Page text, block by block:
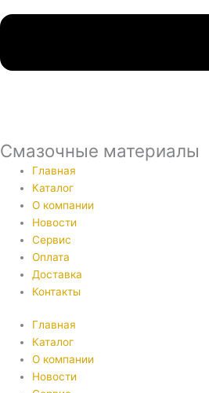
Смазочные материалы
Главная
Каталог
О компании
Новости
Сервис
Оплата
Доставка
Контакты
Главная
Каталог
О компании
Новости